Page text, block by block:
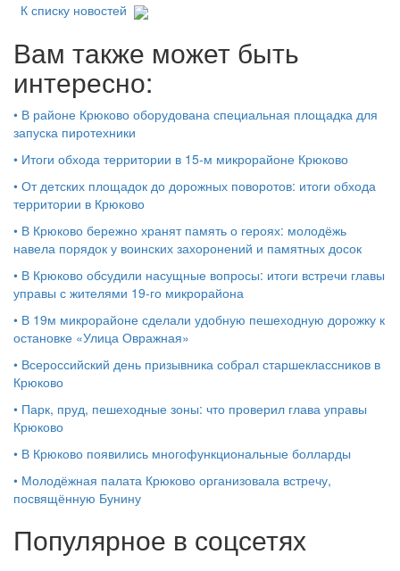
К списку новостей
Вам также может быть
интересно:
• В районе Крюково оборудована специальная площадка для
запуска пиротехники
• Итоги обхода территории в 15‑м микрорайоне Крюково
• От детских площадок до дорожных поворотов: итоги обхода
территории в Крюково
• В Крюково бережно хранят память о героях: молодёжь
навела порядок у воинских захоронений и памятных досок
• В Крюково обсудили насущные вопросы: итоги встречи главы
управы с жителями 19‑го микрорайона
• В 19м микрорайоне сделали удобную пешеходную дорожку к
остановке «Улица Овражная»
• Всероссийский день призывника собрал старшеклассников в
Крюково
• Парк, пруд, пешеходные зоны: что проверил глава управы
Крюково
• В Крюково появились многофункциональные болларды
• Молодёжная палата Крюково организовала встречу,
посвящённую Бунину
Популярное в соцсетях